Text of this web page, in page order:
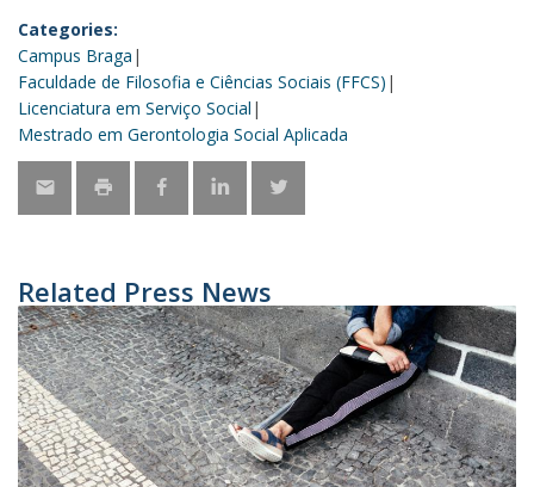
Categories:
Campus Braga
Faculdade de Filosofia e Ciências Sociais (FFCS)
Licenciatura em Serviço Social
Mestrado em Gerontologia Social Aplicada
Related Press News